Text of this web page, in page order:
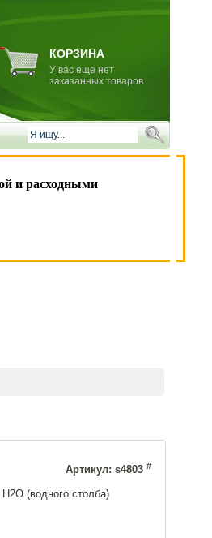
КОРЗИНА
У вас еще нет
заказанных товаров
и расходными
Артикул: s4803 #
(водного столба)